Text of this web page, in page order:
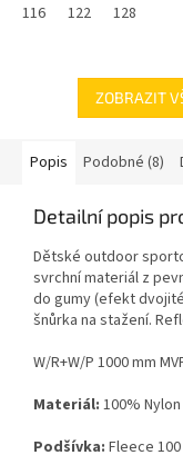
116 122 128
ZOBRAZIT
Popis Podobné (8)
Detailní popis
Dětské outdoor
svrchní materiál z
do gumy (efekt
šnůrka na stažení.
W/R+W/P 1000 mm
Materiál: 100%
Podšívka: Fleece